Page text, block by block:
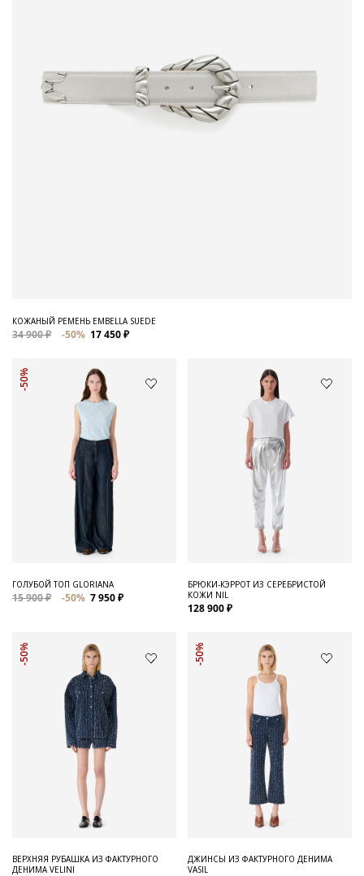
КОЖАНЫЙ РЕМЕНЬ EMBELLA SUEDE
34 900 ₽ -50% 17 450 ₽
-50%
ГОЛУБОЙ ТОП GLORIANA
15 900 ₽ -50% 7 950 ₽
БРЮКИ-КЭРРОТ ИЗ СЕРЕБРИСТОЙ
КОЖИ NIL
128 900 ₽
-50%
ВЕРХНЯЯ РУБАШКА ИЗ ФАКТУРНОГО
ДЕНИМА VELINI
-50%
ДЖИНСЫ ИЗ ФАКТУРНОГО ДЕНИМА
VASIL